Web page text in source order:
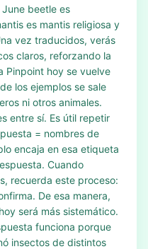
beetle es
es mantis religiosa y
vez traducidos, verás
claros, reforzando la
Pinpoint hoy se vuelve
los ejemplos se sale
ni otros animales.
entre sí. Es útil repetir
= nombres de
encaja en esa etiqueta
Cuando
recuerda este proceso:
De esa manera,
será más sistemático.
funciona porque
insectos de distintos